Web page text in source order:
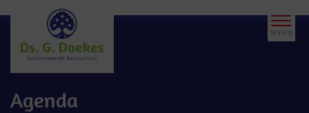
Agenda